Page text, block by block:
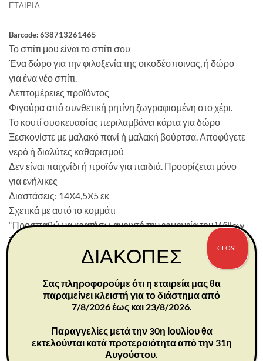
ΕΤΑΙΡΊΑ
Barcode: 638713261465
Το σπίτι μου είναι το σπίτι σου
Ένα δώρο για την φιλοξενία της οικοδέσποινας, ή δώρο
για ένα νέο σπίτι.
Λεπτομέρειες προϊόντος
Φιγούρα από συνθετική ρητίνη ζωγραφισμένη στο χέρι.
Το κουτί συσκευασίας περιλαμβάνει κάρτα για δώρο
Ξεσκονίστε με μαλακό πανί ή μαλακή βούρτσα. Αποφύγετε
νερό ή διαλύτες καθαρισμού
Δεν είναι παιχνίδι ή προϊόν για παιδιά. Προορίζεται μόνο
για ενήλικες
Διαστάσεις: 14X4,5X5 εκ
Σχετικά με αυτό το κομμάτι
“Προσπαθώ να κρατήσω ανοιχτή την ερμηνεία του Willow
Tree. Ελπίζω ότι αυτό το κάνει πιο προσωπικό και
επιτρέπει στον θεατή να αποφασίσει το νόημά του.” –
ΔΙΑΚΟΠΕΣ
Σας πληροφορούμε ότι η εταιρεία μας θα
παραμείνει κλειστή για το διάστημα από
7/8/2026 έως και 23/8/2026.
Παραγγελίες μετά την 30η Ιουλίου θα
εκτελούνται κατά προτεραιότητα από την 31η
Αυγούστου.
CLOSE